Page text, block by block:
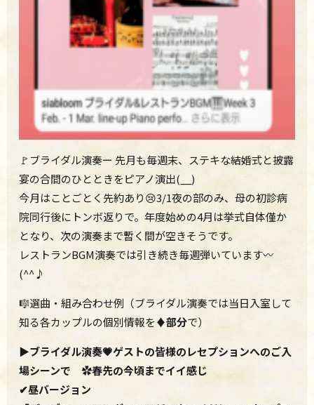
🚩ブライダル演奏ー 先月も毎週末、ステキな結婚式と披露
宴の合間のひとときをピアノ演出(__)
今月はことごとく先約あり😢3/1夜の部のみ、母の初診病
院同行後にトンボ返りで。年度始めの4月は挙式自体僅か
となり、次の演奏まで暫く間が空きそうです。
レストランBGM演奏では引き続き毎週弾いています〰
(^^♪
🎼選曲・組み合わせ例（ブライダル演奏では当日入室して
知る各カップルの個別情報を♦部分で）
▶ブライダル演奏💗ゲストの皆様のレセプションへのご入
場シーンで ✿春先の今頃までイイ感じ
✔昼バージョン